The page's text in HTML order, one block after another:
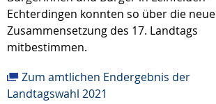
Echterdingen konnten so über die neue
Zusammensetzung des 17. Landtags
mitbestimmen.
Zum amtlichen Endergebnis der
Landtagswahl 2021